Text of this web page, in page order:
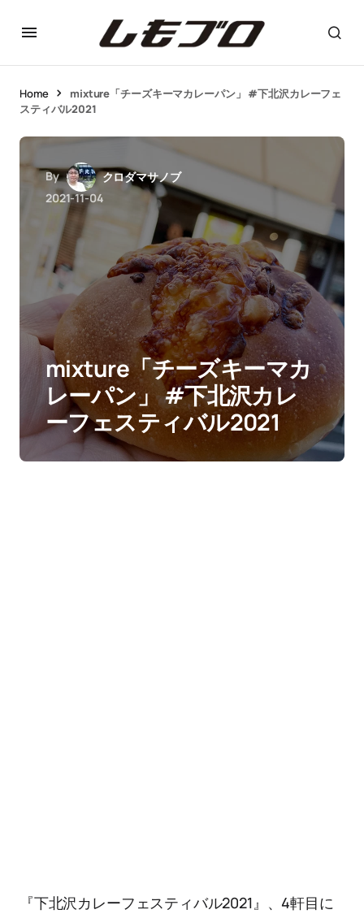
Home
mixture「チーズキーマカレーパン」 #下北沢カレーフェ
スティバル2021
By
クロダマサノブ
2021-11-04
mixture「チーズキーマカ
レーパン」 #下北沢カレ
ーフェスティバル2021
『下北沢カレーフェスティバル2021』、4軒目に